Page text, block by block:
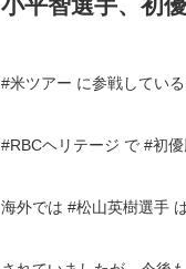
#米ツアー に参戦してい
#RBCヘリテージ で #初
海外では #松山英樹選手